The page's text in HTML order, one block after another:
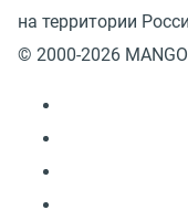
на территории
© 2000-2026 MANGO